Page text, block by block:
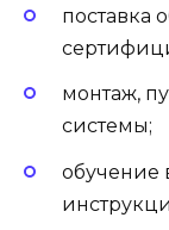
поставка
монтаж,
системы;
обучение